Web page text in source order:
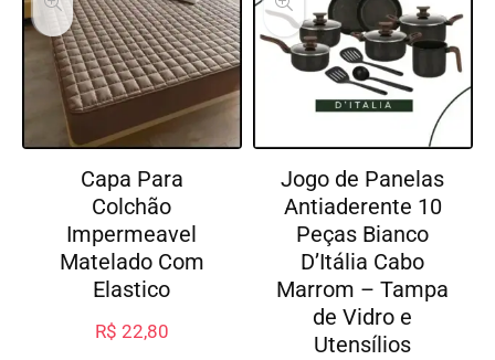
Capa Para
Colchão
Impermeavel
Matelado Com
Elastico
R$ 22,80
Jogo de Panelas
Antiaderente 10
Peças Bianco
D’Itália Cabo
Marrom – Tampa
de Vidro e
Utensílios